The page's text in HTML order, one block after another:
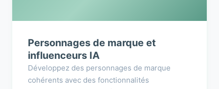
Personnages de marque et
influenceurs IA
Développez des personnages de marque
cohérents avec des fonctionnalités